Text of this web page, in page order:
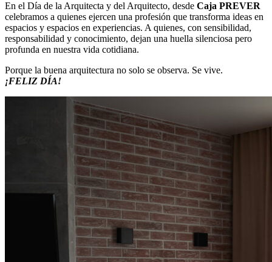
En el Día de la Arquitecta y del Arquitecto, desde Caja PREVER
celebramos a quienes ejercen una profesión que transforma ideas en
espacios y espacios en experiencias. A quienes, con sensibilidad,
responsabilidad y conocimiento, dejan una huella silenciosa pero
profunda en nuestra vida cotidiana.
Porque la buena arquitectura no solo se observa. Se vive.
¡FELIZ DÍA!